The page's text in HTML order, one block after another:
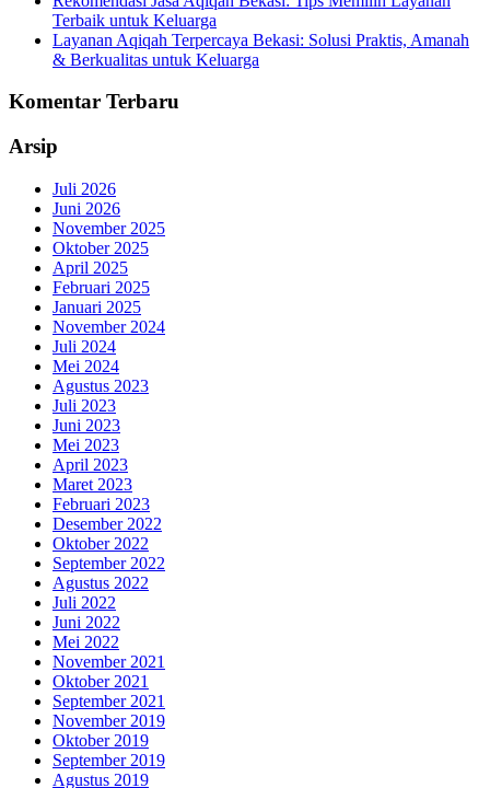
Terbaik untuk Keluarga
Layanan Aqiqah Terpercaya Bekasi: Solusi Praktis, Amanah
& Berkualitas untuk Keluarga
Komentar Terbaru
Arsip
Juli 2026
Juni 2026
November 2025
Oktober 2025
April 2025
Februari 2025
Januari 2025
November 2024
Juli 2024
Mei 2024
Agustus 2023
Juli 2023
Juni 2023
Mei 2023
April 2023
Maret 2023
Februari 2023
Desember 2022
Oktober 2022
September 2022
Agustus 2022
Juli 2022
Juni 2022
Mei 2022
November 2021
Oktober 2021
September 2021
November 2019
Oktober 2019
September 2019
Agustus 2019